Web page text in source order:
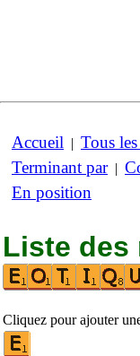
Accueil | Tous
Terminant par|
En position
Liste des
Cliquez pour ajouter